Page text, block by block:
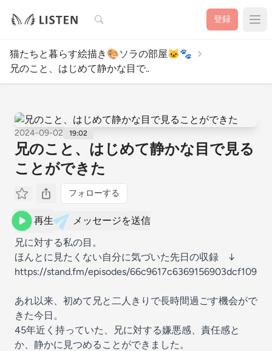
検索 登録
猫たちと暮らす絵描き🎨ソラの部屋🐱🐾
兄のこと、はじめて静かな目で..
2024-09-02 19:02
兄のこと、はじめて静かな目で見る
ことができた
フォローする
再生
メッセージを送信
兄に対する私の目。
ほんとに見たくない自分に気づいた先日の収録 ↓
https://stand.fm/episodes/66c9617c6369156903dcf109
あれ以来、初めて兄と二人きりで長時間過ごす機会がで
きた今日。
45年近く持っていた、兄に対する嫌悪感、責任感と
か、静かに見つめることができました。